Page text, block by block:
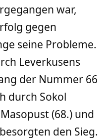
war,
gegen
seine Probleme.
Leverkusens
der Nummer 66
durch Sokol
(68.) und
den Sieg.